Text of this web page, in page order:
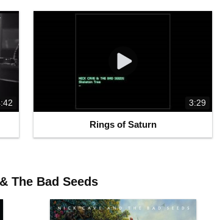
3:29
Rings of Saturn
The Bad Seeds